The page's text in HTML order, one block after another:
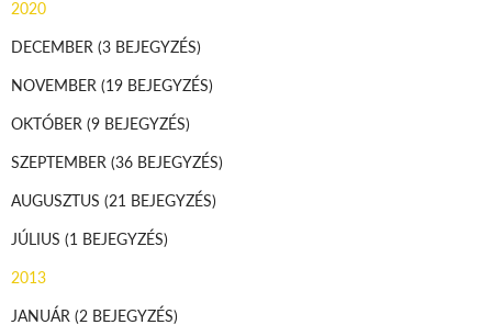
2020
DECEMBER (3 BEJEGYZÉS)
NOVEMBER (19 BEJEGYZÉS)
OKTÓBER (9 BEJEGYZÉS)
SZEPTEMBER (36 BEJEGYZÉS)
AUGUSZTUS (21 BEJEGYZÉS)
JÚLIUS (1 BEJEGYZÉS)
2013
JANUÁR (2 BEJEGYZÉS)